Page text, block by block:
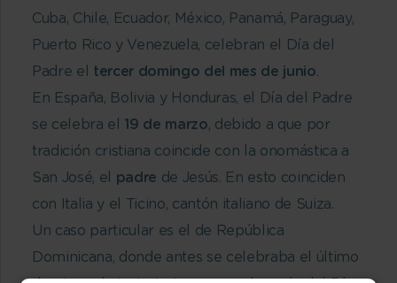
Cuba, Chile, Ecuador, México, Panamá, Paraguay,
Puerto Rico y Venezuela, celebran el Día del
Padre el tercer domingo del mes de junio.
En España, Bolivia y Honduras, el Día del Padre
se celebra el 19 de marzo, debido a que por
tradición cristiana coincide con la onomástica a
San José, el padre de Jesús. En esto coinciden
con Italia y el Ticino, cantón italiano de Suiza.
Un caso particular es el de República
Dominicana, donde antes se celebraba el último